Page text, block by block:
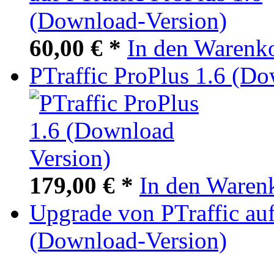
60,00 € * In den
PTraffic ProPlus 1.6
179,00 € * In den
Upgrade von PTraffic
(Download-Version)